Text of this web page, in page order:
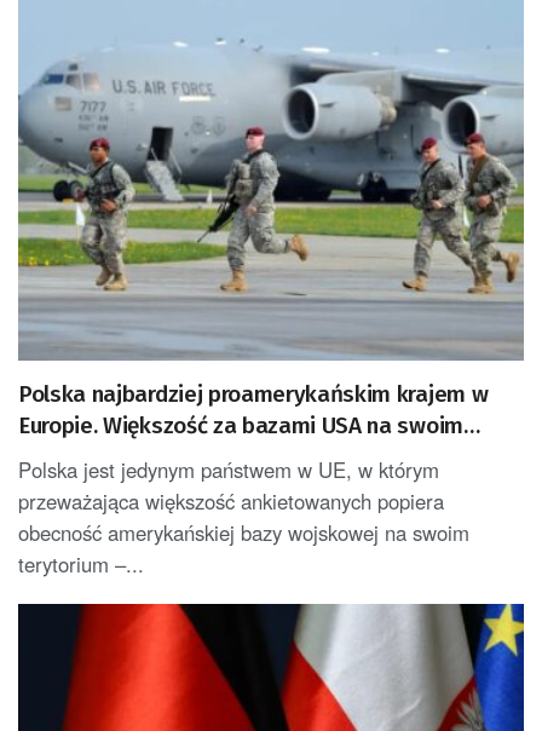
Polska najbardziej proamerykańskim krajem w
Europie. Większość za bazami USA na swoim
terytorium
Polska jest jedynym państwem w UE, w którym
przeważająca większość ankietowanych popiera
obecność amerykańskiej bazy wojskowej na swoim
terytorium –...